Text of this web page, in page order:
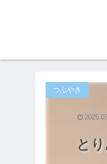
と
つぶやき